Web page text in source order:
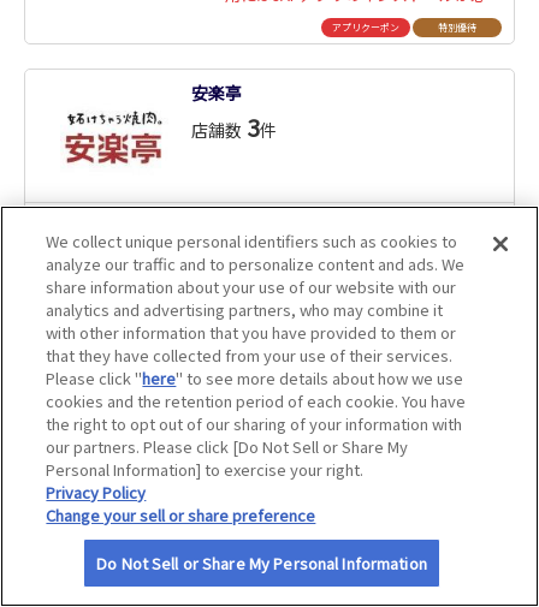
よくあるご質問
アプリクーポン 特別優待
安楽亭
店舗数 3件
安楽亭 神栖店
１５００円以上お食事の方、飲食代
１０％割引
アプリクーポン
ログインのうえご確認ください。ご利
用にはJAFアプリのインストールが必要
です。
安楽亭 水戸千波町店
１５００円以上お食事の方、飲食代
１０％割引
アプリクーポン
上島珈琲店 あみプレミアム・アウトレット店
アプリクーポン
ログインのうえご確認ください。ご利
用にはJAFアプリのインストールが必要
です。
魚民
店舗数20件
We collect unique personal identifiers such as cookies to
analyze our traffic and to personalize content and ads. We
share information about your use of our website with our
analytics and advertising partners, who may combine it
with other information that you have provided to them or
that they have collected from your use of their services.
Please click "here" to see more details about how we use
cookies and the retention period of each cookie. You have
the right to opt out of our sharing of your information with
our partners. Please click [Do Not Sell or Share My
Personal Information] to exercise your right.
Privacy Policy
Change your sell or share preference
Do Not Sell or Share My Personal Information